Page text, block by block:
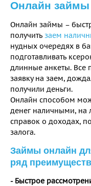
Онлайн займы
Онлайн займы –
получить заем
нудных очередях в
подготавливать
длинные анкеты. Все
заявку на заем,
получили деньги.
Онлайн способом
денег наличными, на
справок о доходах,
залога.
Займы онлайн
ряд
- Быстрое